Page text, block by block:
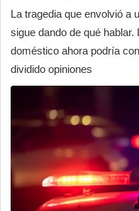
México
Internacional
Tecnología
Contacto
La tragedia que envolvió a
sigue dando de qué
doméstico ahora podría
dividido opiniones